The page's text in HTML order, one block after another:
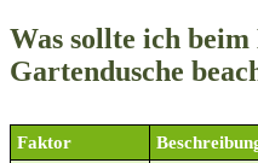
Was sollte ich
Gartendusche
Faktor